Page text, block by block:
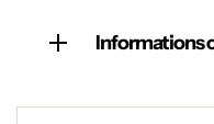
Informations